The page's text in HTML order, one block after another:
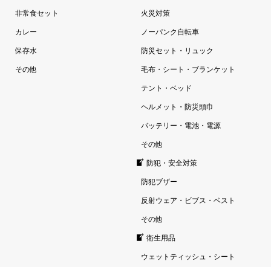
非常食セット
カレー
保存水
その他
火災対策
ノーパンク自転車
防災セット・リュック
毛布・シート・ブランケット
テント・ベッド
ヘルメット・防災頭巾
バッテリー・電池・電源
その他
防犯・安全対策
防犯ブザー
反射ウェア・ビブス・ベスト
その他
衛生用品
ウェットティッシュ・シート